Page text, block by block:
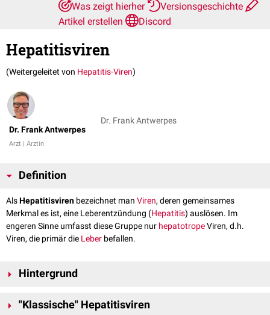
Was zeigt hierher
Versionsgeschichte
Artikel erstellen
Discord
Hepatitisviren
(Weitergeleitet von Hepatitis-Viren)
Dr. Frank Antwerpes
Arzt | Ärztin
Dr. Frank Antwerpes
Definition
AlsHepatitisviren bezeichnet man Viren, deren gemeinsames
Merkmal es ist, eine Leberentzündung (Hepatitis) auslösen. Im
engeren Sinne umfasst diese Gruppe nur hepatotropeViren, d.h.
Viren, die primär die Leber befallen.
Hintergrund
aus verschiedenen Familien, u.a. aus der Familie der
"Klassische" Hepatitisviren